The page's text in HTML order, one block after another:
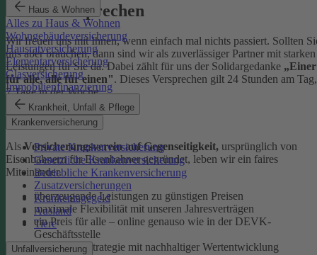
Haus & Wohnen
Alles zu Haus & Wohnen
Wohngebäudeversicherung
Hausratversicherung
Elementarversicherung
Glasversicherung
Immobilienfinanzierung
Krankheit, Unfall & Pflege
Krankenversicherung
Private Krankenversicherung
Gesetzliche Krankenversicherung
Betriebliche Krankenversicherung
Zusatzversicherungen
Krankentagegeld
Ausland
Tiere
Unfallversicherung
Unser Versprechen
Wir freuen uns mit Ihnen, wenn einfach mal nichts passiert. Sollten
uns aber brauchen, dann sind wir als zuverlässiger Partner mit starken
Leistungen für Sie da. Dabei zählt für uns der Solidargedanke „Einer
für alle, alle für einen". Dieses Versprechen gilt 24 Stunden am Tag,
7 Tage in der Woche.
Ehrlich
AlsVersicherungsverein auf Gegenseitigkeit, ursprünglich von
Eisenbahnern für Eisenbahner gegründet, leben wir ein faires
Miteinander.
überzeugende Leistungen zu günstigen Preisen
maximale Flexibilität mit unseren Jahresverträgen
ein Preis für alle – online genauso wie in der DEVK-
Geschäftsstelle
faire Anlagestrategie mit nachhaltiger Wertentwicklung